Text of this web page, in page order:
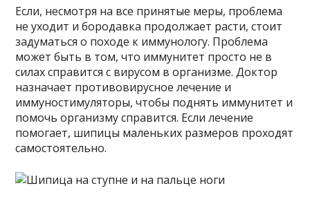
Если, несмотря на все принятые меры, проблема
не уходит и бородавка продолжает расти, стоит
задуматься о походе к иммунологу. Проблема
может быть в том, что иммунитет просто не в
силах справится с вирусом в организме. Доктор
назначает противовирусное лечение и
иммуностимуляторы, чтобы поднять иммунитет и
помочь организму справится. Если лечение
помогает, шипицы маленьких размеров проходят
самостоятельно.